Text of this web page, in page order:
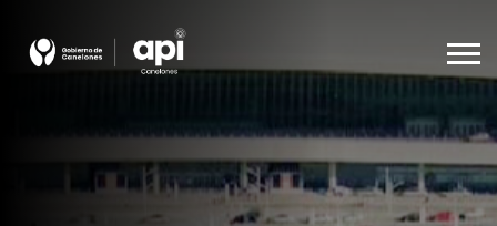
Agencia De Promoción A La Inversión